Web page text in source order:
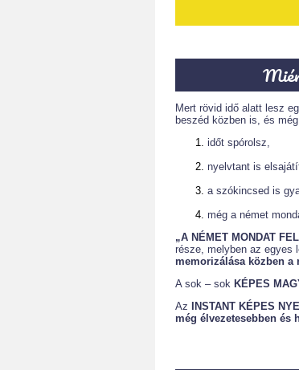
Mert rövid idő alatt lesz
beszéd közben is, és
időt spórolsz,
nyelvtant is
a szókincsed is
még a német
„A NÉMET MONDAT
része, melyben az egyes
memorizálása közben a
A sok – sok KÉPES
Az INSTANT KÉPES
még élvezetesebben és